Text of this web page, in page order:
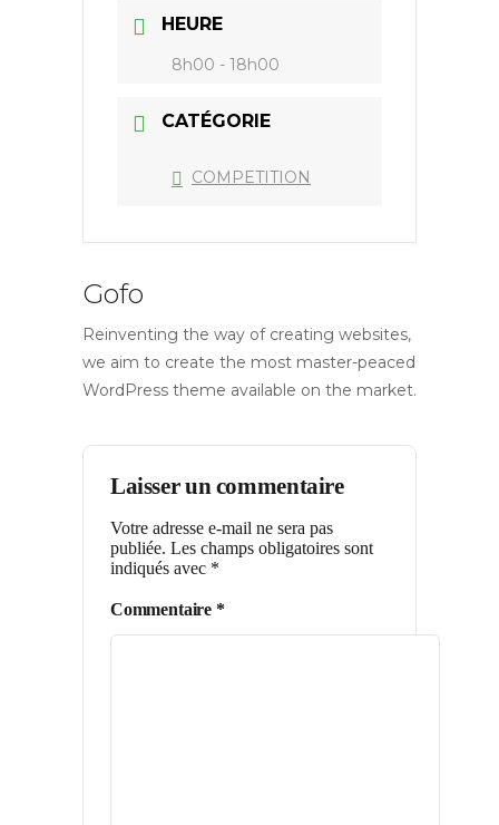
HEURE
8h00 - 18h00
CATÉGORIE
COMPETITION
Gofo
Reinventing the way of creating websites,
we aim to create the most master-peaced
WordPress theme available on the market.
Laisser un commentaire
Votre adresse e-mail ne sera pas
publiée. Les champs obligatoires sont
indiqués avec *
Commentaire *